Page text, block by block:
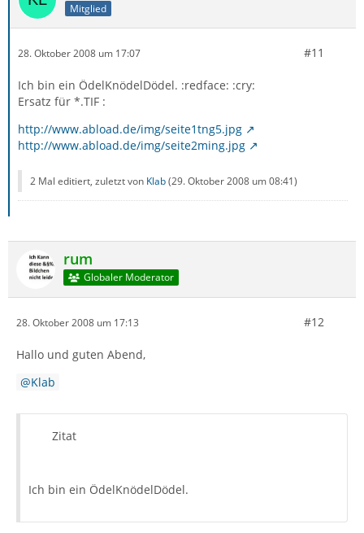
Mitglied
28. Oktober 2008 um 17:07 #11
Ich bin ein ÖdelKnödelDödel. :redface: :cry:
Ersatz für *.TIF :
http://www.abload.de/img/seite1tng5.jpg
http://www.abload.de/img/seite2ming.jpg
2 Mal editiert, zuletzt von Klab(29. Oktober 2008 um 08:41)
rum
Globaler Moderator
28. Oktober 2008 um 17:13 #12
Hallo und guten Abend,
Klab
Zitat
Ich bin ein ÖdelKnödelDödel.